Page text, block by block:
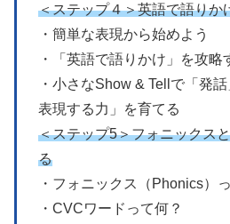
＜ステップ４＞英語で語りか
・簡単な表現から始めよう
・「英語で語りかけ」を攻略
・小さなShow & Tellで「発
表現する力」を育てる
＜ステップ5＞フォニックス
る
・フォニックス（Phonics）
・CVCワードって何？